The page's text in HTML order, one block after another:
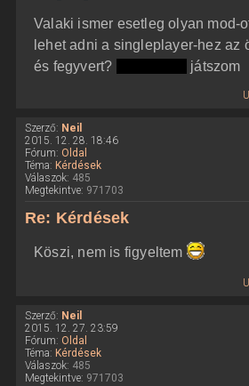
Valaki ismer esetleg olyan mod-
lehet adni a singleplayer-hez az
és fegyvert?
játszom
Szerző: Neil
2015. 12. 28. 18:46
Fórum: Oldal
Téma: Kérdések
Válaszok: 485
Megtekintve: 971703
Re: Kérdések
Köszi, nem is figyeltem
Szerző: Neil
2015. 12. 27. 23:59
Fórum: Oldal
Téma: Kérdések
Válaszok: 485
Megtekintve: 971703